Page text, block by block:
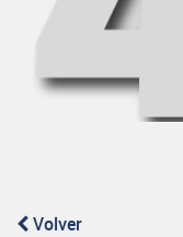
Volver